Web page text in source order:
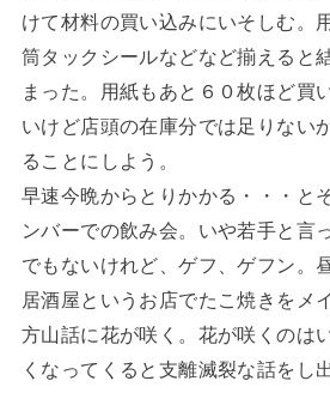
けて材料の買い込みにいそしむ。
筒タックシールなどなど揃えると
まった。用紙もあと６０枚ほど買
いけど店頭の在庫分では足りない
ることにしよう。
早速今晩からとりかかる・・・と
ンバーでの飲み会。いや若手と言
でもないけれど、ゲフ、ゲフン。
居酒屋というお店でたこ焼きをメ
方山話に花が咲く。花が咲くのは
くなってくると支離滅裂な話をし